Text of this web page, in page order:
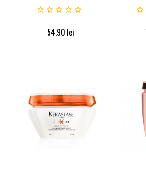
54.90 lei